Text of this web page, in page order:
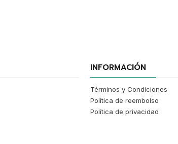
INFORMACIÓN
Términos y Condiciones
Política de reembolso
Política de privacidad